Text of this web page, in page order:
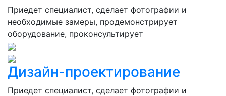
Приедет специалист, сделает фотографии и
необходимые замеры, продемонстрирует
оборудование, проконсультирует
Дизайн-проектирование
Приедет специалист, сделает фотографии и